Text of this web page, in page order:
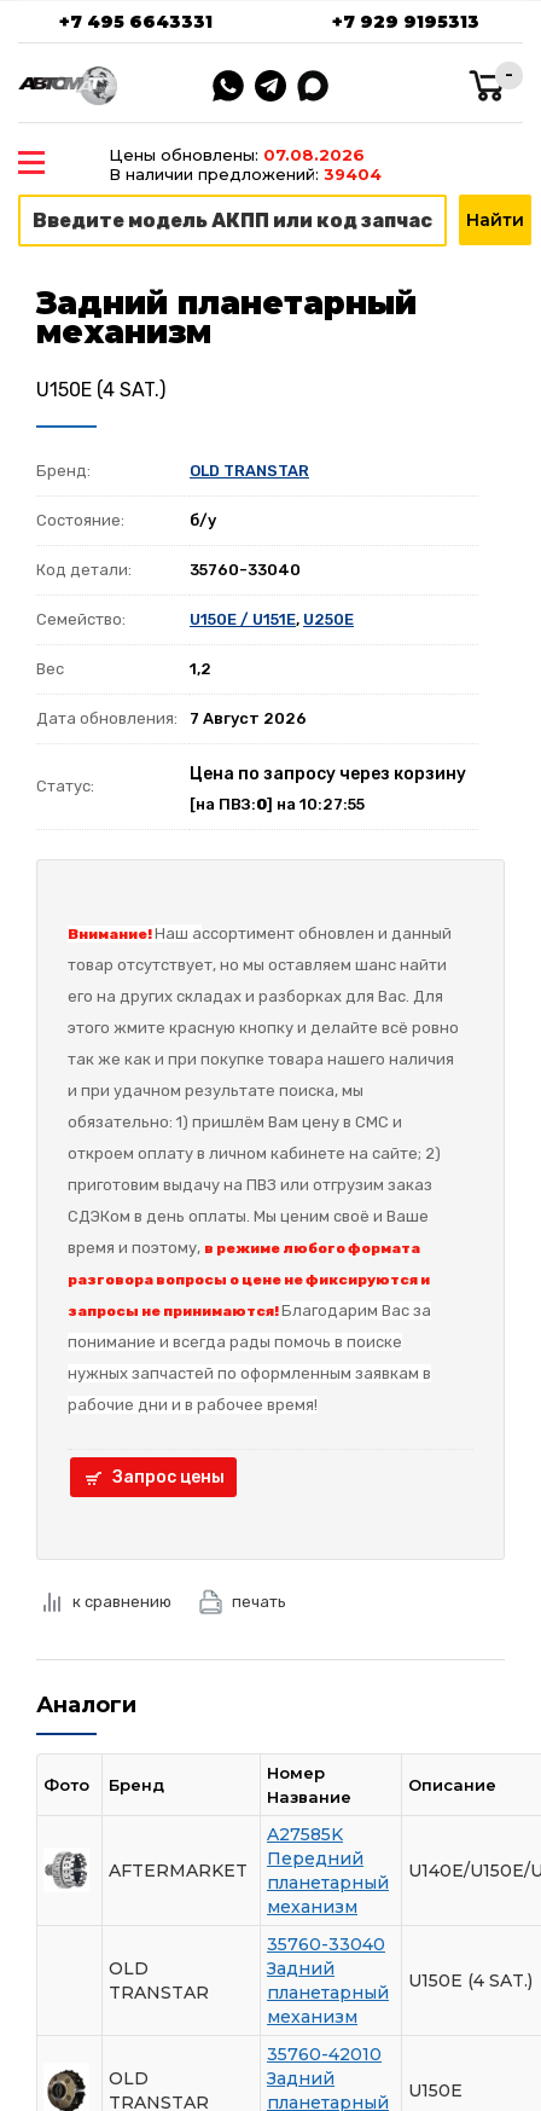
+7 495 6643331 +7 929 9195313
-
Цены обновлены: 07.08.2026
В наличии предложений: 39404
Задний планетарный
механизм
U150E (4 SAT.)
Бренд: OLD TRANSTAR
Состояние: б/у
Код детали: 35760-33040
Семейство: U150E / U151E, U250E
Вес 1,2
Дата обновления: 7 Август 2026
Статус:
Цена по запросу через корзину
[на ПВЗ:0] на 10:27:55
Внимание!Наш ассортимент обновлен и данный
товар отсутствует, но мы оставляем шанс найти
его на других складах и разборках для Вас. Для
этого жмите красную кнопку и делайте всё ровно
так же как и при покупке товара нашего наличия
и при удачном результате поиска, мы
обязательно: 1) пришлём Вам цену в СМС и
откроем оплату в личном кабинете на сайте; 2)
приготовим выдачу на ПВЗ или отгрузим заказ
СДЭКом в день оплаты. Мы ценим своё и Ваше
время и поэтому, в режиме любого формата
разговора вопросы о цене не фиксируются и
запросы не принимаются!Благодарим Вас за
понимание и всегда рады помочь в поиске
нужных запчастей по оформленным заявкам в
рабочие дни и в рабочее время!
Запрос цены
к сравнению печать
Аналоги
Фото Бренд
Номер
Название
Описание
AFTERMARKET
A27585K
Передний
планетарный
механизм
U140E/U150E/
OLD
TRANSTAR
35760-33040
Задний
планетарный
механизм
U150E (4 SAT.)
OLD
TRANSTAR
35760-42010
Задний
планетарный
U150E